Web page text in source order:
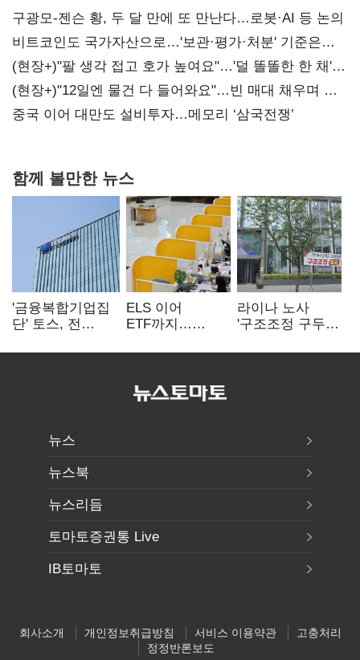
구광모-젠슨 황, 두 달 만에 또 만난다…로봇·AI 등 논의
비트코인도 국가자산으로…'보관·평가·처분' 기준은
숙제
(현장+)"팔 생각 접고 호가 높여요"…'덜 똘똘한 한 채'
20억 키맞추기
(현장+)"12일엔 물건 다 들어와요"…빈 매대 채우며 문
연 홈플러스
중국 이어 대만도 설비투자…메모리 ‘삼국전쟁’
함께 볼만한 뉴스
'금융복합기업집
단' 토스, 전
표준화
ELS 이어
ETF까지…
제동 걸린 은행
라이나 노사
'구조조정 구두
뉴스
뉴스북
뉴스리듬
토마토증권통 Live
IB토마토
회사소개 개인정보취급방침 서비스 이용약관
고충처리
정정반론보도